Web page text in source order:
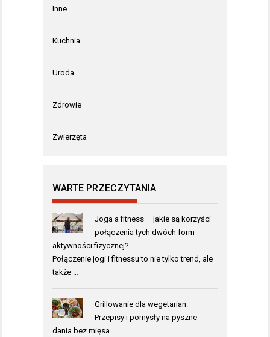
Inne
Kuchnia
Uroda
Zdrowie
Zwierzęta
WARTE PRZECZYTANIA
Joga a fitness – jakie są korzyści
połączenia tych dwóch form
aktywności fizycznej?
Połączenie jogi i fitnessu to nie tylko trend, ale
także …
Grillowanie dla wegetarian:
Przepisy i pomysły na pyszne
dania bez mięsa